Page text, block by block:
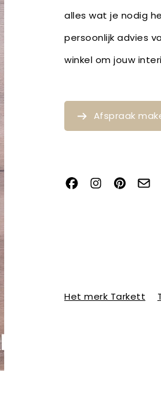
alles wat je nodig
persoonlijk advies
winkel om jouw
Afspraak
Het merk Tarkett